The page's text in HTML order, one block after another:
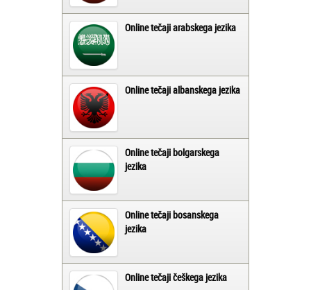
Online tečaji arabskega jezika
Online tečaji albanskega jezika
Online tečaji bolgarskega
jezika
Online tečaji bosanskega
jezika
Online tečaji češkega jezika